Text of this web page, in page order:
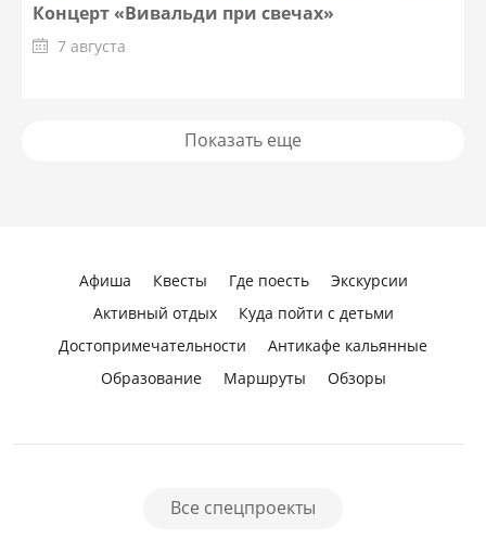
Концерт «Вивальди при свечах»
7 августа
Показать еще
Афиша Квесты Где поесть
Экскурсии
Активный отдых
Куда пойти с детьми
Достопримечательности
Антикафе кальянные
Образование
Маршруты Обзоры
Все спецпроекты